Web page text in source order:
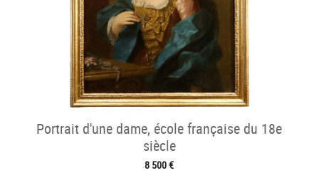
Portrait d'une dame, école française du 18e
siècle
8 500 €